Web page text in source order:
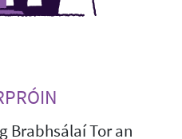
Brabhsálaí Tor an